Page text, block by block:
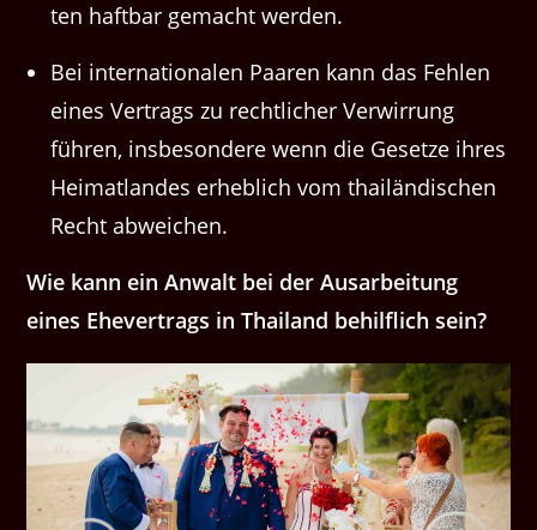
ten haft­bar gemacht werden.
Bei inter­na­tionalen Paaren kann das Fehlen
eines Ver­trags zu rechtlich­er Ver­wirrung
führen, ins­beson­dere wenn die Geset­ze ihres
Heimat­landes erhe­blich vom thailändis­chen
Recht abweichen.
Wie kann ein Anwalt bei der Ausar­beitung
eines Ehev­er­trags in Thai­land behil­flich sein?